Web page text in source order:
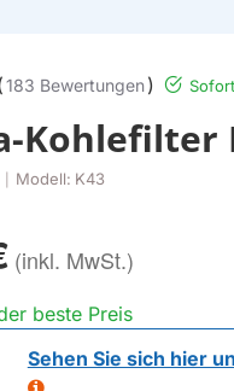
Kohlefilter
Modell: K43
183 Bewertungen)
beste Preis
Sehen Sie sich hier